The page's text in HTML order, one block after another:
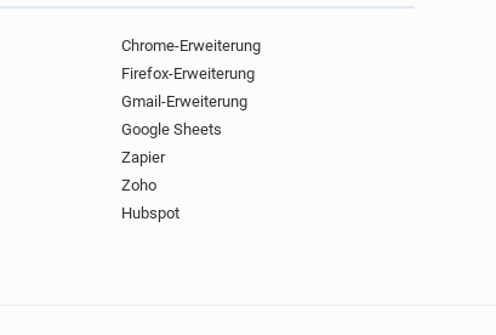
Chrome-Erweiterung
Firefox-Erweiterung
Gmail-Erweiterung
Google Sheets
Zapier
Zoho
Hubspot